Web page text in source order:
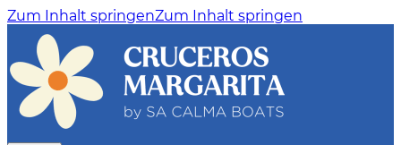
Zum Inhalt springenZum Inhalt springen